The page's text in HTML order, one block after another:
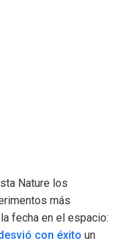
Nature los
más
fecha en el espacio:
con éxito un